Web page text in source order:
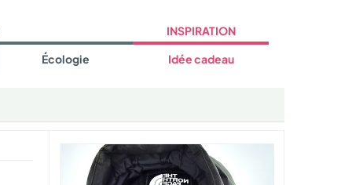
Écologie
INSPIRATION
Idée cadeau